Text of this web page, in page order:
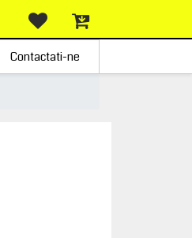
Contactati-ne